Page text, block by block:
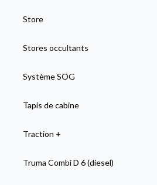
Store
Stores occultants
Système SOG
Tapis de cabine
Traction +
Truma Combi D 6 (diesel)